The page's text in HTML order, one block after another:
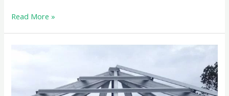
Read More »